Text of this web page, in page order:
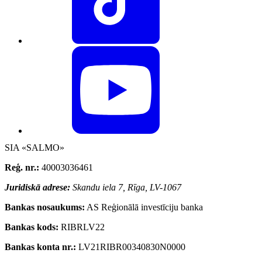
SIA «SALMO»
Reģ. nr.: 40003036461
Juridiskā adrese: Skandu iela 7, Rīga, LV-1067
Bankas nosaukums: AS Reģionālā investīciju banka
Bankas kods: RIBRLV22
Bankas konta nr.: LV21RIBR00340830N0000